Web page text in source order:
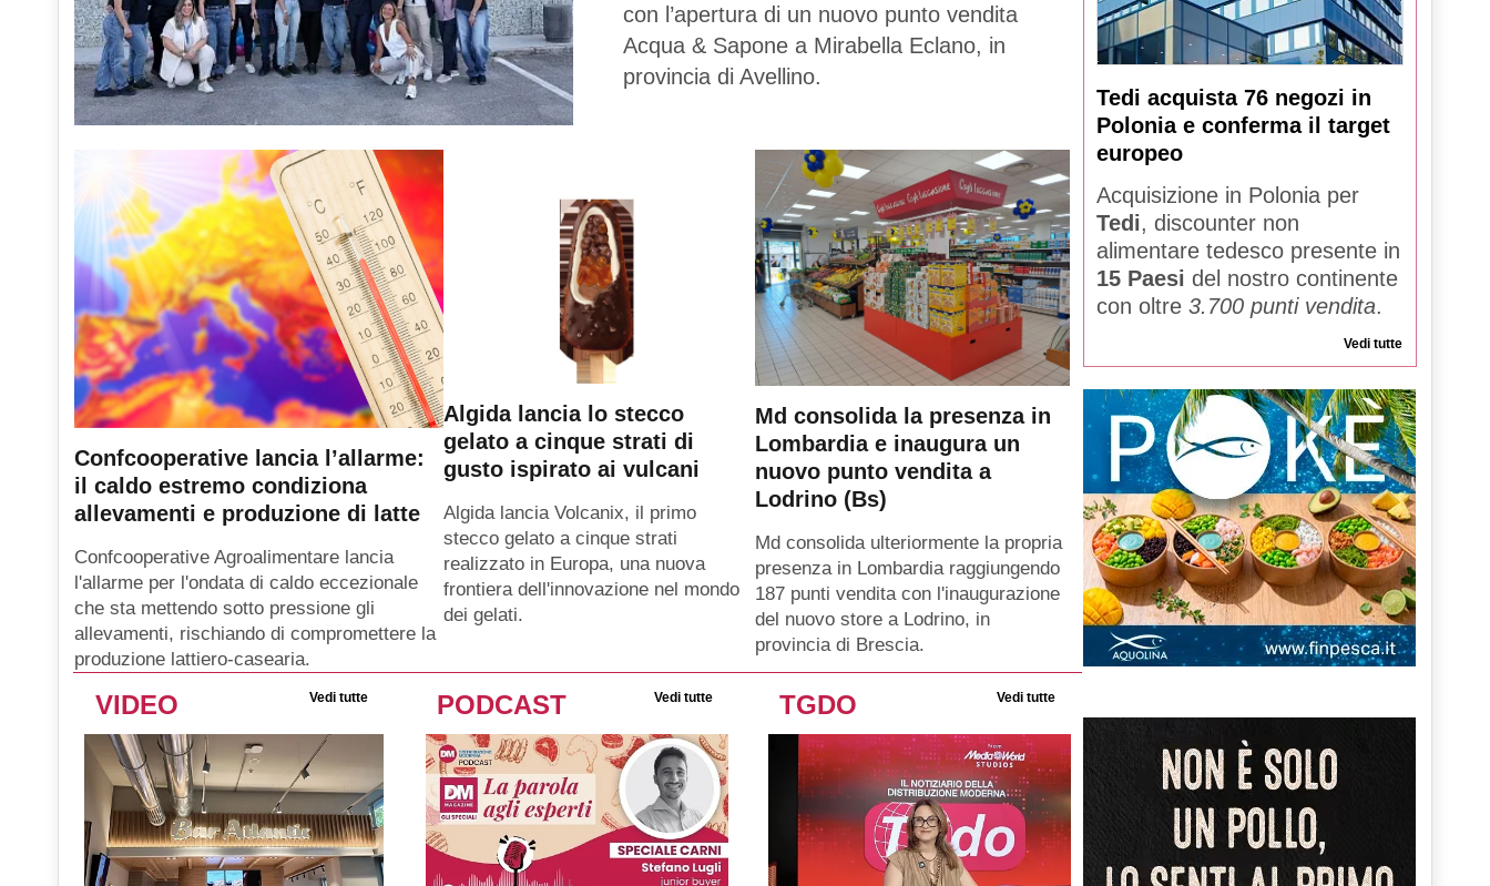
con l’apertura di un nuovo punto vendita
Acqua & Sapone a Mirabella Eclano, in
provincia di Avellino.
Confcooperative lancia l’allarme:
il caldo estremo condiziona
allevamenti e produzione di latte
Confcooperative Agroalimentare lancia
l'allarme per l'ondata di caldo eccezionale
che sta mettendo sotto pressione gli
allevamenti, rischiando di compromettere la
produzione lattiero-casearia.
Algida lancia lo stecco
gelato a cinque strati di
gusto ispirato ai vulcani
Algida lancia Volcanix, il primo
stecco gelato a cinque strati
realizzato in Europa, una nuova
frontiera dell'innovazione nel mondo
dei gelati.
Md consolida la presenza in
Lombardia e inaugura un
nuovo punto vendita a
Lodrino (Bs)
Md consolida ulteriormente la propria
presenza in Lombardia raggiungendo
187 punti vendita con l'inaugurazione
del nuovo store a Lodrino, in
provincia di Brescia.
Tedi acquista 76 negozi in
Polonia e conferma il target
europeo
Acquisizione in Polonia per
Tedi, discounter non
alimentare tedesco presente in
15 Paesi del nostro continente
con oltre 3.700 punti vendita.
Vedi tutte
VIDEO Vedi tutte PODCAST Vedi tutte TGDO Vedi tutte